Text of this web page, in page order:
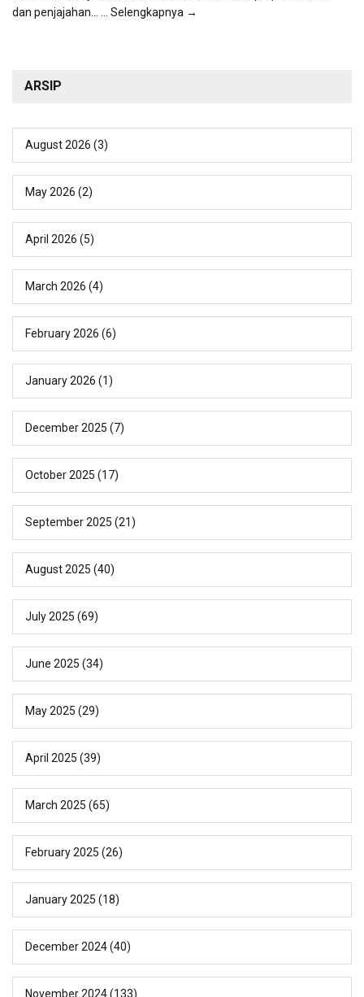
dan penjajahan...
... Selengkapnya →
ARSIP
August 2026 (3)
May 2026 (2)
April 2026 (5)
March 2026 (4)
February 2026 (6)
January 2026 (1)
December 2025 (7)
October 2025 (17)
September 2025 (21)
August 2025 (40)
July 2025 (69)
June 2025 (34)
May 2025 (29)
April 2025 (39)
March 2025 (65)
February 2025 (26)
January 2025 (18)
December 2024(40)
November 2024(133)